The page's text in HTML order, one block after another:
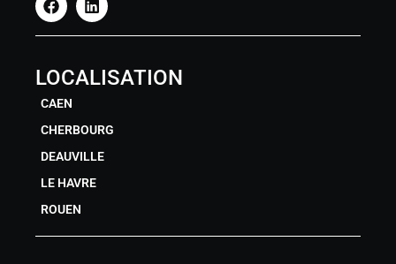
LOCALISATION
CAEN
CHERBOURG
DEAUVILLE
LE HAVRE
ROUEN